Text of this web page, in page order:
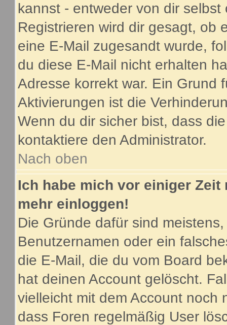
kannst - entweder von dir
Registrieren wird dir gesagt, ob
eine E-Mail zugesandt wurde,
du diese E-Mail nicht erhalten
Adresse korrekt war. Ein Grund
Aktivierungen ist die
Wenn du dir sicher bist, dass
kontaktiere den Administrator.
Nach oben
Ich habe mich vor einiger
mehr einloggen!
Die Gründe dafür sind
Benutzernamen oder ein
die E-Mail, die du vom Board
hat deinen Account gelöscht.
vielleicht mit dem Account noch
dass Foren regelmäßig User